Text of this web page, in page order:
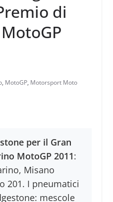
di
, MotoGP, Motorsport Moto
per il Gran
MotoGP 2011:
Misano
201. I pneumatici
mescole